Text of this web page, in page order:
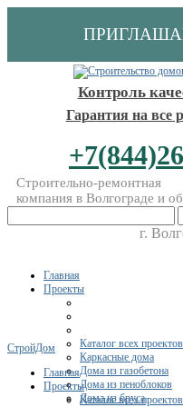
Контроль
Гарантия на все
Строительно-ремонтная
компания в Волгограде и
г.
Главная
Проекты
Каталог всех проектов
Каркасные дома
Дома из газобетона
Дома из пеноблоков
Дома из бруса
СтройДом
Главная
Проекты
Каталог всех проектов